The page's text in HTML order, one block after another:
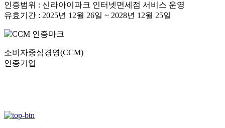
인증범위 : 신라아이파크 인터넷면세점 서비스 운영
유효기간 : 2025년 12월 26일 ~ 2028년 12월 25일
소비자중심경영(CCM)
인증기업